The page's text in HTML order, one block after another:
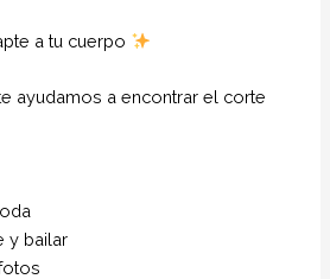
a tu cuerpo
ayudamos a encontrar el corte
y bailar